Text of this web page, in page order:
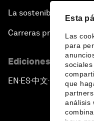
Esta
Las
para
sociales
que
análisis
La sostenibilidad en el
Carreras profesionales
Ediciones en otros
EN ▪ ES▪中文▪ 日本語